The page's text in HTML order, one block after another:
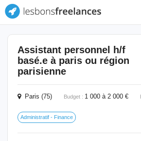
Assistant personnel h/f
basé.e à paris ou région
parisienne
Paris (75) Budget : 1 000 à 2 000 €
Administratif - Finance